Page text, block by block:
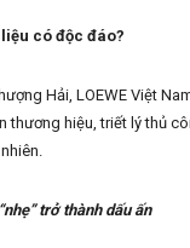
liệu có độc đáo?
Hải, LOEWE Việt
thương hiệu, triết lý thủ
trở thành dấu ấn